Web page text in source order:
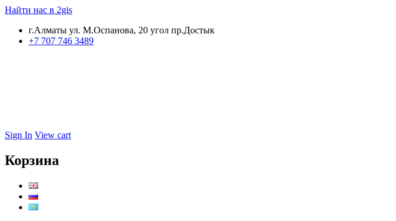
Найти нас в 2gis
г.Алматы ул. М.Оспанова, 20 угол пр.Достык
+7 707 746 3489
Sign In View cart
Корзина